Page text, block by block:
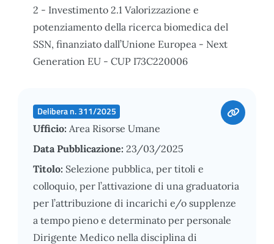
2 - Investimento 2.1 Valorizzazione e
potenziamento della ricerca biomedica del
SSN, finanziato dall’Unione Europea - Next
Generation EU - CUP I73C220006
Delibera n. 311/2025
Ufficio: Area Risorse Umane
Data Pubblicazione: 23/03/2025
Titolo: Selezione pubblica, per titoli e
colloquio, per l’attivazione di una graduatoria
per l’attribuzione di incarichi e/o supplenze
a tempo pieno e determinato per personale
Dirigente Medico nella disciplina di